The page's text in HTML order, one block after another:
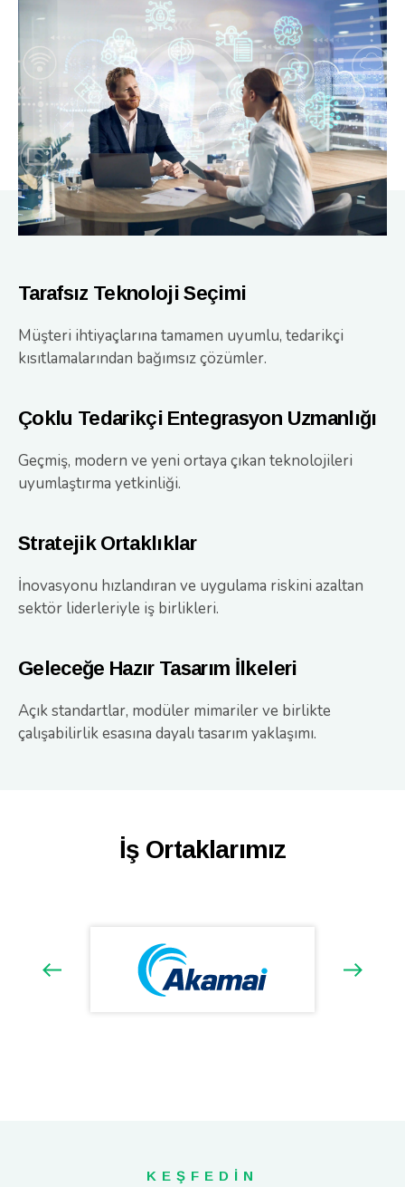
Tarafsız Teknoloji Seçimi
Müşteri ihtiyaçlarına tamamen uyumlu, tedarikçi
kısıtlamalarından bağımsız çözümler.
Çoklu Tedarikçi Entegrasyon Uzmanlığı
Geçmiş, modern ve yeni ortaya çıkan teknolojileri
uyumlaştırma yetkinliği.
Stratejik Ortaklıklar
İnovasyonu hızlandıran ve uygulama riskini azaltan
sektör liderleriyle iş birlikleri.
Geleceğe Hazır Tasarım İlkeleri
Açık standartlar, modüler mimariler ve birlikte
çalışabilirlik esasına dayalı tasarım yaklaşımı.
İş Ortaklarımız
KEŞFEDİN